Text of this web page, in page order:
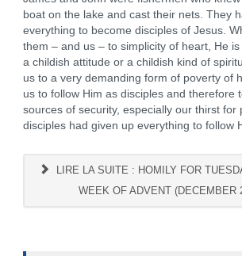
boat on the lake and cast their nets. They
everything to become disciples of Jesus.
them – and us – to simplicity of heart, He
a childish attitude or a childish kind of
us to a very demanding form of poverty of
us to follow Him as disciples and therefore
sources of security, especially our thirst for
disciples had given up everything to follow
LIRE LA SUITE : HOMILY FOR
WEEK OF ADVENT (DECEMBER